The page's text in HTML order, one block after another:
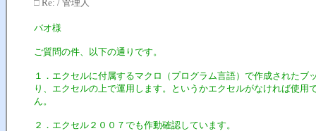
□ Re: / 管理人
バオ様
ご質問の件、以下の通りです。
１．エクセルに付属するマクロ（プログラム言語）で作成されたブ
り、エクセルの上で運用します。というかエクセルがなければ使用
ん。
２．エクセル２００７でも作動確認しています。